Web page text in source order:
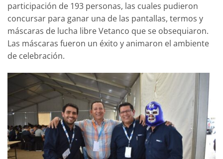
participación de 193 personas, las cuales pudieron
concursar para ganar una de las pantallas, termos y
máscaras de lucha libre Vetanco que se obsequiaron.
Las máscaras fueron un éxito y animaron el ambiente
de celebración.